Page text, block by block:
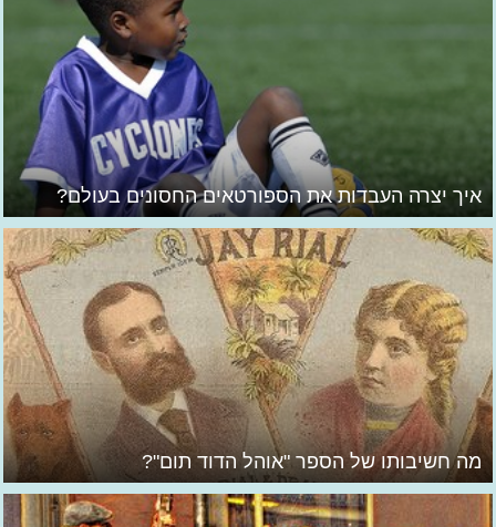
איך יצרה העבדות את הספורטאים החסונים בעולם?
מה חשיבותו של הספר "אוהל הדוד תום"?